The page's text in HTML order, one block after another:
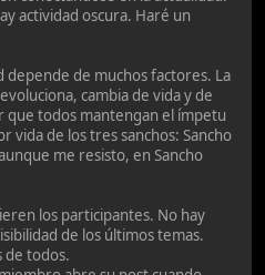
actividad oscura. Haré un
depende de muchos factores. La
cambia de vida y de
que todos mantengan el ímpetu
vida de los tres sanchos: Sancho
me resisto, en Sancho
los participantes. No hay
de los últimos temas.
de todos.